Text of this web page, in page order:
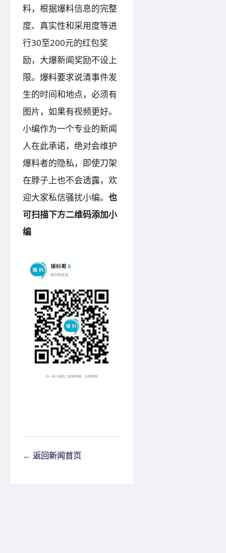
料，根据爆料信息的完整
度、真实性和采用度等进
行30至200元的红包奖
励，大爆新闻奖励不设上
限。爆料要求说清事件发
生的时间和地点，必须有
图片，如果有视频更好。
小编作为一个专业的新闻
人在此承诺，绝对会维护
爆料者的隐私，即使刀架
在脖子上也不会透露，欢
迎大家私信骚扰小编。 也
可扫描下方二维码添加小
编
← 返回新闻首页